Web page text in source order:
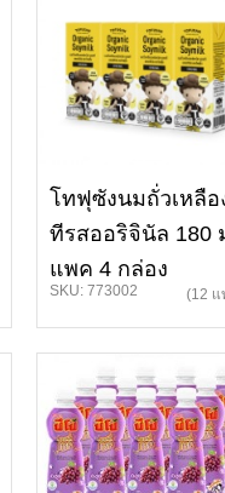
โทฟุซังนมถั่วเหลือ
ทีรสออริจินัล 180
แพค 4 กล่อง
SKU: 773002 (12 แ